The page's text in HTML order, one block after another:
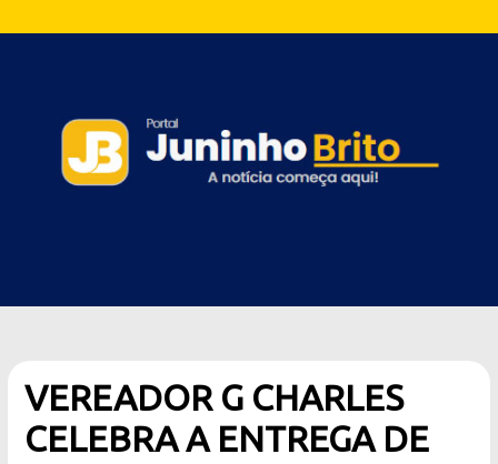
VEREADOR G CHARLES
CELEBRA A ENTREGA DE